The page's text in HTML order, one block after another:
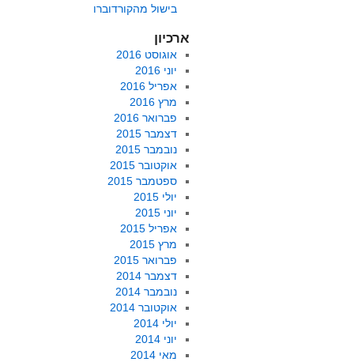
בישול מהקורדוברו
ארכיון
אוגוסט 2016
יוני 2016
אפריל 2016
מרץ 2016
פברואר 2016
דצמבר 2015
נובמבר 2015
אוקטובר 2015
ספטמבר 2015
יולי 2015
יוני 2015
אפריל 2015
מרץ 2015
פברואר 2015
דצמבר 2014
נובמבר 2014
אוקטובר 2014
יולי 2014
יוני 2014
מאי 2014